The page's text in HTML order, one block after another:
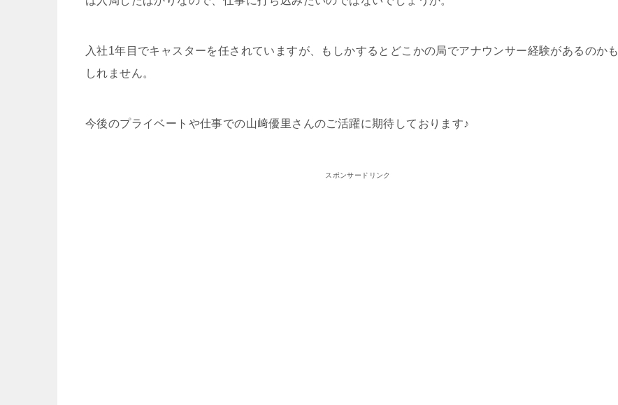
入社1年目でキャスターを任されていますが、もしかするとどこかの局でアナウンサー経験があるのかも
しれません。
今後のプライベートや仕事での山﨑優里さんのご活躍に期待しております♪
スポンサードリンク